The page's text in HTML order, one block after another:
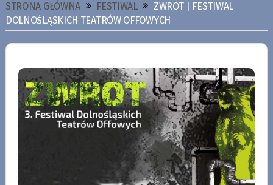
STRONA GŁÓWNA FESTIWAL
ZWROT | FESTIWAL
DOLNOŚLĄSKICH TEATRÓW OFFOWYCH